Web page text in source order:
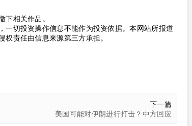
相关作品。
切投资操作信息不能作为投资依据。本网站所报道
责任由信息来源第三方承担。
下一篇
美国可能对伊朗进行打击？中方回应